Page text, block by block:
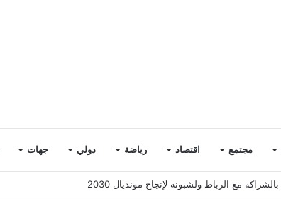
مجتمع اقتصاد رياضة دولي جهات
السادس الاستثنائي يعيد أزمة سبتة إلى قلب العلاقات المغربية الإسبانية